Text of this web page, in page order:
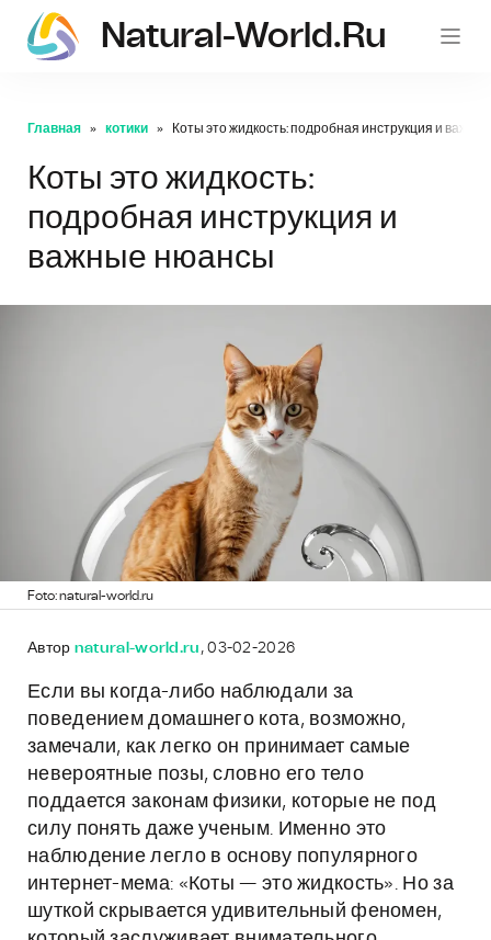
Natural-World.ru
Главная котики Коты это жидкость: подробная инструкция и
Коты это жидкость:
подробная инструкция и
важные нюансы
Foto: natural-world.ru
Автор natural-world.ru , 03-02-2026
Если вы когда-либо наблюдали за
поведением домашнего кота, возможно,
замечали, как легко он принимает самые
невероятные позы, словно его тело
поддается законам физики, которые не под
силу понять даже ученым. Именно это
наблюдение легло в основу популярного
интернет-мема: «Коты — это жидкость». Но за
шуткой скрывается удивительный феномен,